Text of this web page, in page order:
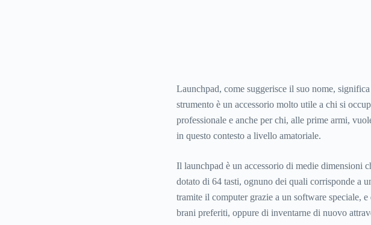
Launchpad, come suggerisce il suo nome,
strumento è un accessorio molto utile a chi si
professionale e anche per chi, alle prime armi,
in questo contesto a livello amatoriale.
Il launchpad è un accessorio di medie dimensioni
dotato di 64 tasti, ognuno dei quali corrisponde a
tramite il computer grazie a un software speciale,
brani preferiti, oppure di inventarne di nuovo